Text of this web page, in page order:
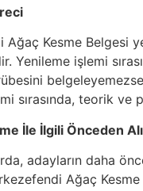
Ağaç Kesme Belgesi
Yenileme işlemi
sırasında, teorik ve
İle İlgili Önceden
adayların daha
Ağaç